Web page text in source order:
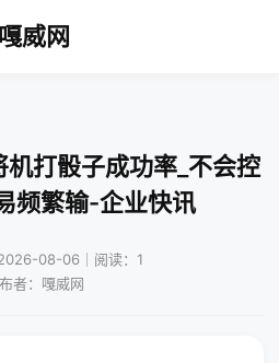
嘎威网
打骰子成功率_不会控
频繁输-企业快讯
08-06｜阅读：1
者：嘎威网